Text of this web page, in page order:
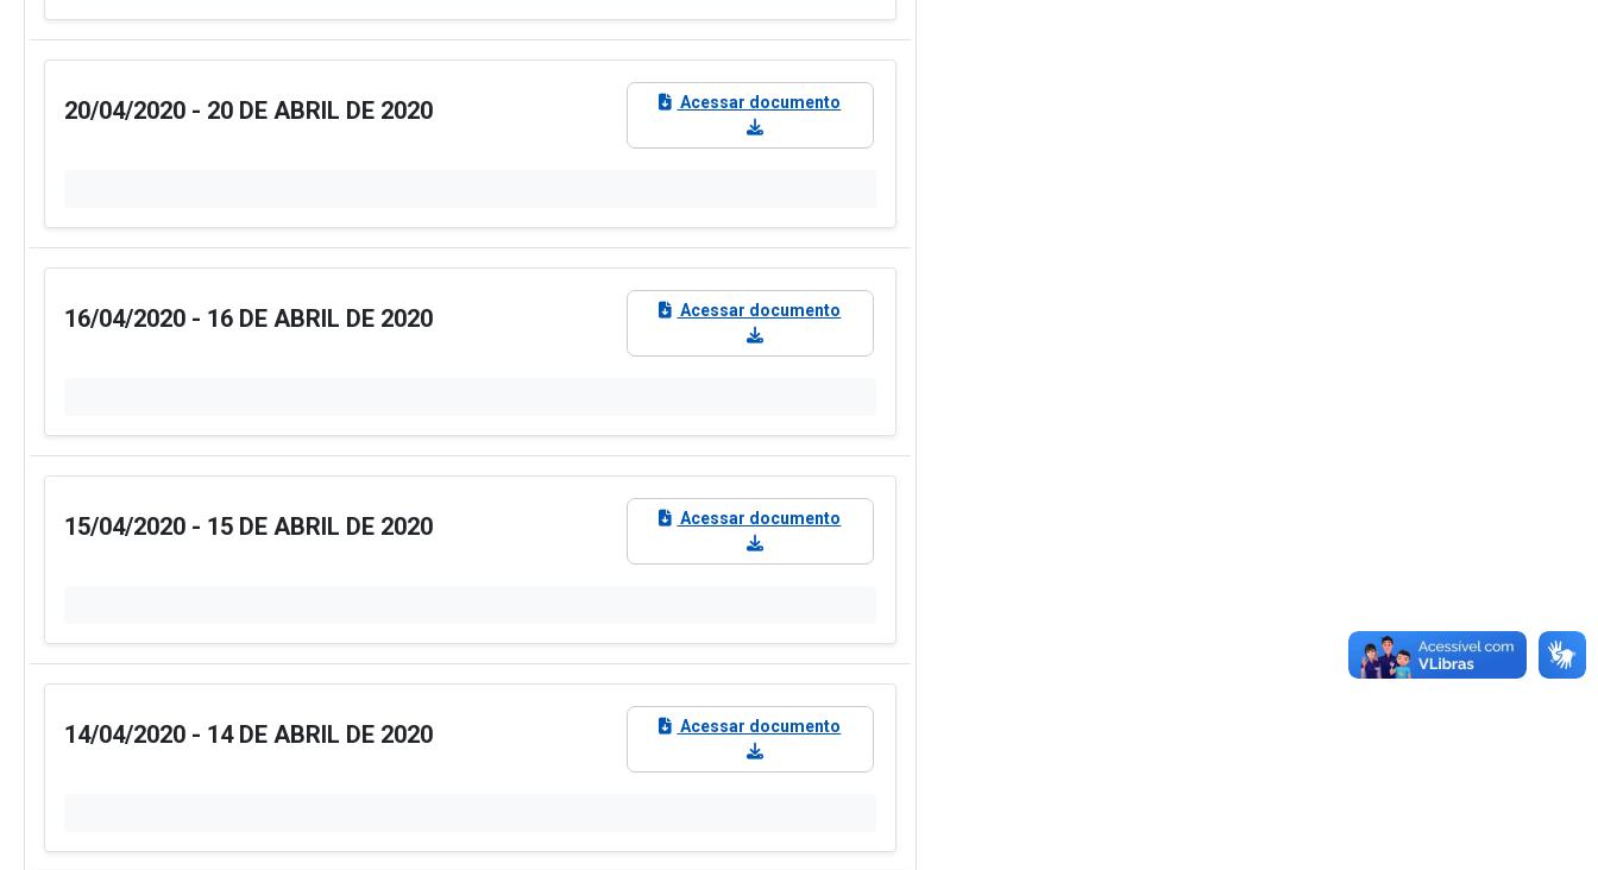
20/04/2020 - 20 DE ABRIL DE 2020 Acessar documento
16/04/2020 - 16 DE ABRIL DE 2020 Acessar documento
15/04/2020 - 15 DE ABRIL DE 2020 Acessar documento
14/04/2020 - 14 DE ABRIL DE 2020 Acessar documento